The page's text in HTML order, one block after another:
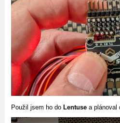
Použil jsem ho do Lentuse a plánoval